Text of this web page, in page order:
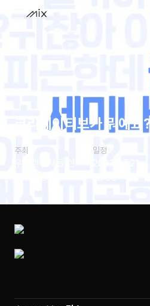
크리에이티브가 뭐예요?
주최 일정